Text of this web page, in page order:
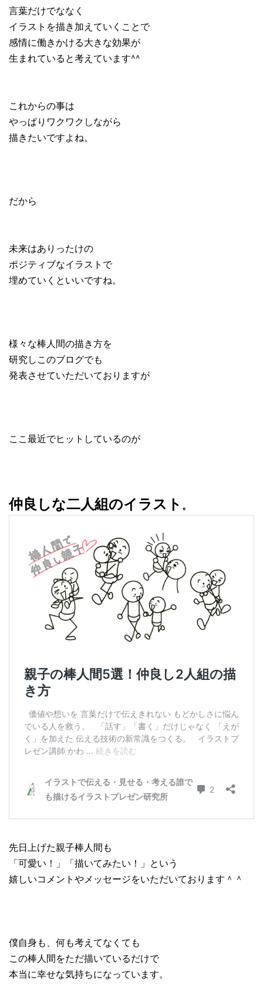
言葉だけでななく
イラストを描き加えていくことで
感情に働きかける大きな効果が
生まれていると考えています^^
これからの事は
やっぱりワクワクしながら
描きたいですよね。
だから
未来はありったけの
ポジティブなイラストで
埋めていくといいですね。
様々な棒人間の描き方を
研究しこのブログでも
発表させていただいておりますが
ここ最近でヒットしているのが
仲良しな二人組のイラスト 。
先日上げた親子棒人間も
「可愛い！」「描いてみたい！」という
嬉しいコメントやメッセージをいただいております＾＾
僕自身も、何も考えてなくても
この棒人間をただ描いているだけで
本当に幸せな気持ちになっています。